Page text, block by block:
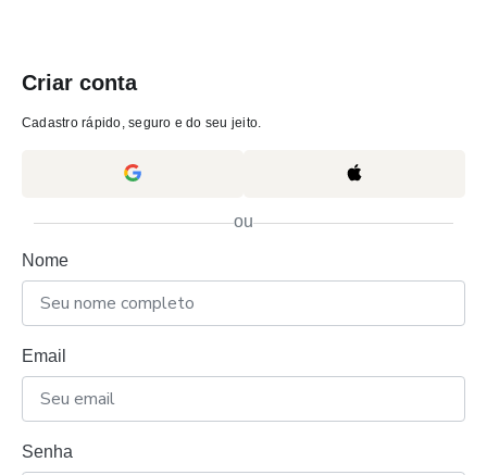
Criar conta
Cadastro rápido, seguro e do seu jeito.
ou
Nome
Email
Senha